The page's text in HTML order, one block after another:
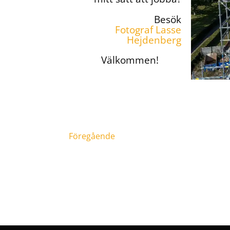
Besök
Fotograf Lasse
Hejdenberg
Välkommen!
Föregående